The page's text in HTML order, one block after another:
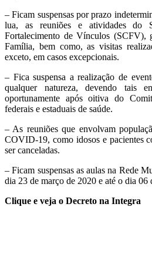
– Ficam suspensas por prazo
lua, as reuniões e atividades do
Fortalecimento de Vínculos
Família, bem como, as visitas
exceto, em casos excepcionais.
– Fica suspensa a realização de
qualquer natureza, devendo tais
oportunamente após oitiva do
federais e estaduais de saúde.
– As reuniões que envolvam
COVID-19, como idosos e pacientes
ser canceladas.
– Ficam suspensas as aulas na Rede
dia 23 de março de 2020 e até o dia 06
Clique e veja o Decreto na Integra